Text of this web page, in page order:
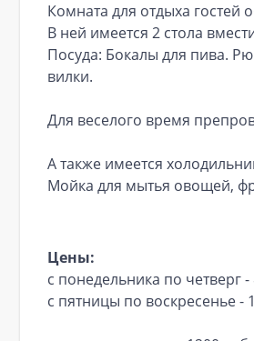
Комната для отдыха гостей
В ней имеется 2 стола
Посуда: Бокалы для пива.
вилки.
Для веселого время
А также имеется
Мойка для мытья овощей,
Цены:
с понедельника по четверг
с пятницы по воскресенье -